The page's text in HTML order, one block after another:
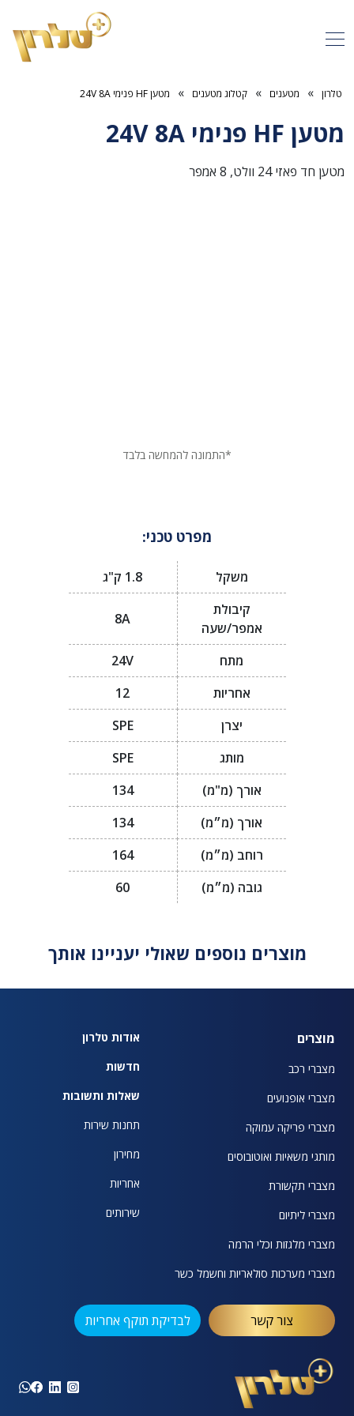
טלרון » מטענים » קטלוג מטענים » מטען HF פנימי 24V 8A
מטען HF פנימי 24V 8A
מטען חד פאזי 24 וולט, 8 אמפר
*התמונה להמחשה בלבד
מפרט טכני:
משקל
1.8 ק"ג
קיבולת
אמפר/שעה
8A
מתח
24V
אחריות
12
יצרן
SPE
מותג
SPE
אורך (מ"מ)
134
אורך (מ״מ)
134
רוחב (מ״מ)
164
גובה (מ״מ)
60
מוצרים נוספים שאולי יעניינו אותך
מוצרים
מצברי רכב
מצברי אופנועים
מצברי פריקה עמוקה
מותגי משאיות ואוטובוסים
מצברי תקשורת
מצברי ליתיום
מצברי מלגזות וכלי הרמה
מצברי מערכות סולאריות וחשמל כשר
אודות טלרון
חדשות
שאלות ותשובות
תחנות שירות
מחירון
אחריות
שירותים
צור קשר לבדיקת תוקף אחריות